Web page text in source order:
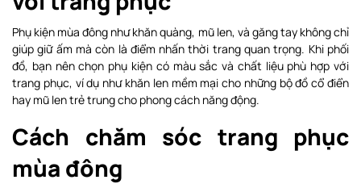
Phụ kiện mùa đông như khăn quàng, mũ len, và găng tay không chỉ
giúp giữ ấm mà còn là điểm nhấn thời trang quan trọng. Khi phối
đồ, bạn nên chọn phụ kiện có màu sắc và chất liệu phù hợp với
trang phục, ví dụ như khăn len mềm mại cho những bộ đồ cổ điển
hay mũ len trẻ trung cho phong cách năng động.
Cách chăm sóc trang phục
mùa đông